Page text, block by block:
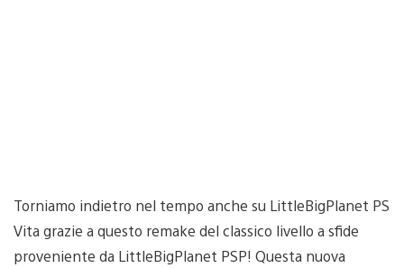
Torniamo indietro nel tempo anche su LittleBigPlanet PS
Vita grazie a questo remake del classico livello a sfide
proveniente da LittleBigPlanet PSP! Questa nuova